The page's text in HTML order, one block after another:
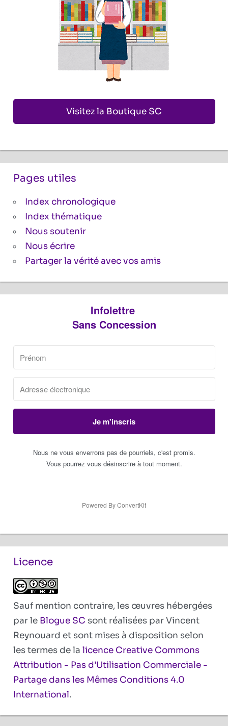
Visitez la Boutique SC
Pages utiles
Index chronologique
Index thématique
Nous soutenir
Nous écrire
Partager la vérité avec vos amis
Infolettre
Sans Concession
Je m'inscris
Nous ne vous enverrons pas de pourriels, c'est promis.
Vous pourrez vous désinscrire à tout moment.
Powered By ConvertKit
Licence
Sauf mention contraire, les œuvres hébergées
par le Blogue SC sont réalisées par Vincent
Reynouard et sont mises à disposition selon
les termes de la licence Creative Commons
Attribution - Pas d’Utilisation Commerciale -
Partage dans les Mêmes Conditions 4.0
International.